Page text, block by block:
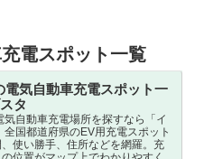
電スポット一覧
電気自動車充電スポット一
タ
気自動車充電場所を探すなら「イ
全国都道府県のEV用充電スポット
使い勝手、住所などを網羅。充